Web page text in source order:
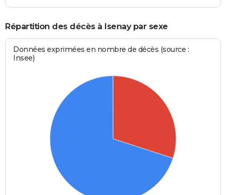
Répartition des décès à Isenay par sexe
Données exprimées en nombre de décès (source :
Insee)